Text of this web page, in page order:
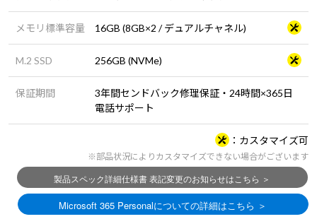
メモリ標準容量 16GB (8GB×2 / デュアルチャネル)
M.2 SSD 256GB (NVMe)
保証期間
3年間センドバック修理保証・24時間×365日
電話サポート
カスタマイズ可
※部品状況によりカスタマイズできない場合がございます